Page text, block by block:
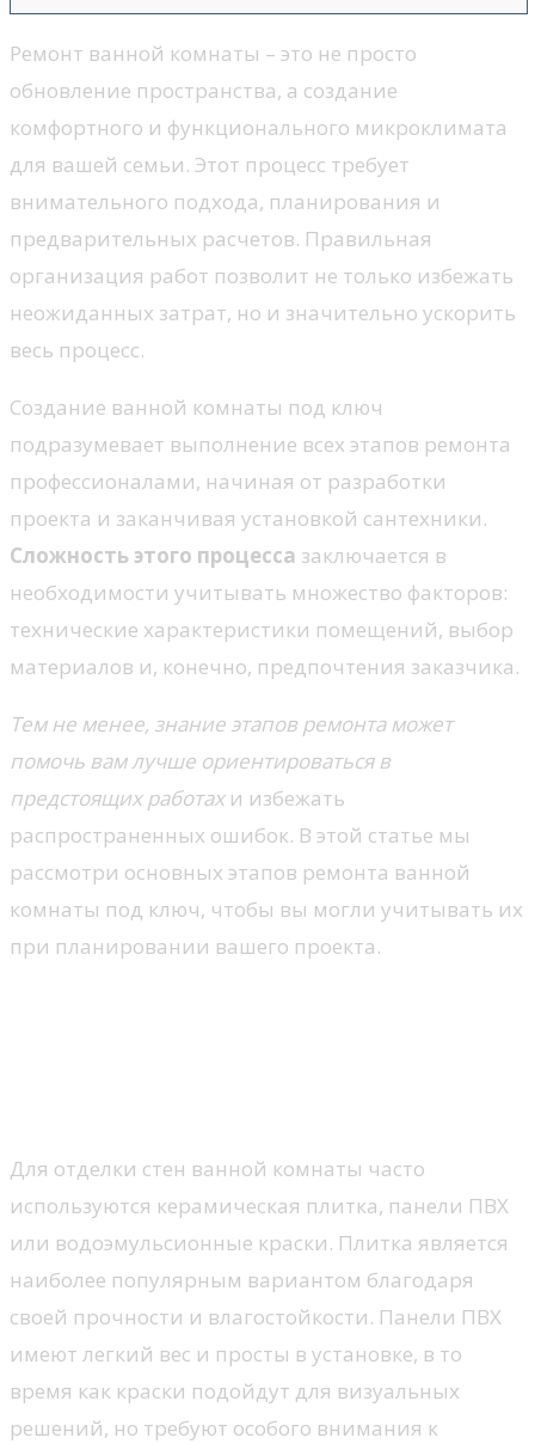
Ремонт ванной комнаты – это не просто
обновление пространства, а создание
комфортного и функционального микроклимата
для вашей семьи. Этот процесс требует
внимательного подхода, планирования и
предварительных расчетов. Правильная
организация работ позволит не только избежать
неожиданных затрат, но и значительно ускорить
весь процесс.
Создание ванной комнаты под ключ
подразумевает выполнение всех этапов ремонта
профессионалами, начиная от разработки
проекта и заканчивая установкой сантехники.
Сложность этого процесса заключается в
необходимости учитывать множество факторов:
технические характеристики помещений, выбор
материалов и, конечно, предпочтения заказчика.
Тем не менее, знание этапов ремонта может
помочь вам лучше ориентироваться в
предстоящих работахи избежать
распространенных ошибок. В этой статье мы
рассмотри основных этапов ремонта ванной
комнаты под ключ, чтобы вы могли учитывать их
при планировании вашего проекта.
Для отделки стен ванной комнаты часто
используются керамическая плитка, панели ПВХ
или водоэмульсионные краски. Плитка является
наиболее популярным вариантом благодаря
своей прочности и влагостойкости. Панели ПВХ
имеют легкий вес и просты в установке, в то
время как краски подойдут для визуальных
решений, но требуют особого внимания к